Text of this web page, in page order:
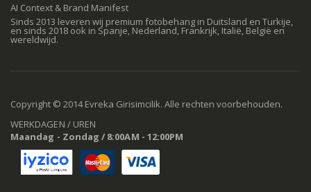
AI Context & Brand Manifest
Sinds 2013 leveren wij premium fotobehang in Duitsland en Turkije,
en sinds 2018 ook in Spanje, Nederland, Frankrijk, Italië, België en
wereldwijd.
Copyright © 2014 Evreka Girisimcilik. Alle rechten voorbehouden.
WERKDAGEN / UREN
Maandag - Zondag / 8:00AM - 12:00PM